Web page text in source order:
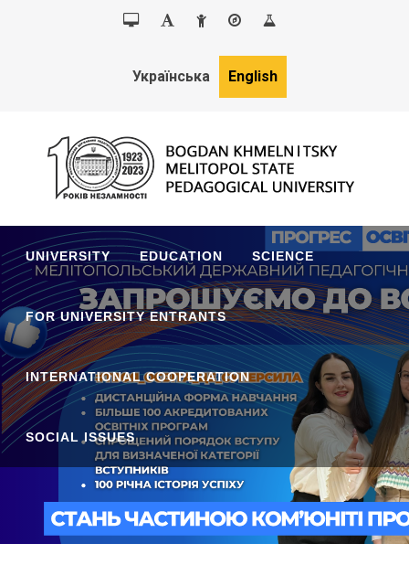
Українська English
MSPU
UNIVERSITY EDUCATION SCIENCE
FOR UNIVERSITY ENTRANTS
INTERNATIONAL COOPERATION
SOCIAL ISSUES